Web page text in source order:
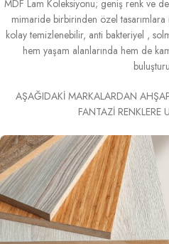
MDF Lam Koleksiyonu; geniş renk ve
mimaride birbirinden özel tasarımlara
kolay temizlenebilir, anti bakteriyel ,
hem yaşam alanlarında hem de
AŞAĞIDAKİ MARKALARDAN
FANTAZİ RENKLERE